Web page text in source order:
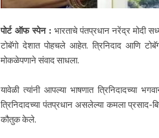
पोर्ट ऑफ स्पेन : भारताचे पंतप्रधान नरेंद्र मोदी
टोबॅगो देशात पोहचले आहेत. त्रिनिदाद आणि
मोकळेपणाने संवाद साधला.
यावेळी त्यांनी आपल्या भाषणात त्रिनिदादच्या
त्रिनिदादच्या पंतप्रधान असलेल्या कमला प्रसाद-
कौतुक केले.